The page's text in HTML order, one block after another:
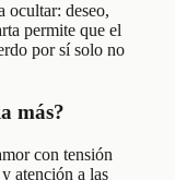
ocultar: deseo,
permite que el
por sí solo no
más?
con tensión
atención a las